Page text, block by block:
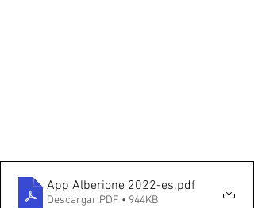
App Alberione 2022-es.pdf
Descargar PDF • 944KB